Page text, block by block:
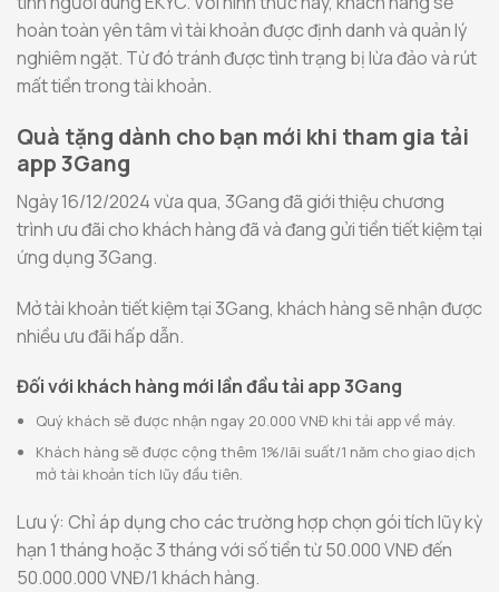
hoàn toàn yên tâm vì tài khoản được định danh và quản lý
nghiêm ngặt. Từ đó tránh được tình trạng bị lừa đảo và rút
mất tiền trong tài khoản.
Quà tặng dành cho bạn mới khi tham gia tải
app 3Gang
Ngày 16/12/2024 vừa qua, 3Gang đã giới thiệu chương
trình ưu đãi cho khách hàng đã và đang gửi tiền tiết kiệm tại
ứng dụng 3Gang.
Mở tài khoản tiết kiệm tại 3Gang, khách hàng sẽ nhận được
nhiều ưu đãi hấp dẫn.
Đối với khách hàng mới lần đầu tải app 3Gang
Quý khách sẽ được nhận ngay 20.000 VNĐ khi tải app về máy.
Khách hàng sẽ được cộng thêm 1%/lãi suất/1 năm cho giao dịch
mở tài khoản tích lũy đầu tiên.
Lưu ý: Chỉ áp dụng cho các trường hợp chọn gói tích lũy kỳ
hạn 1 tháng hoặc 3 tháng với số tiền từ 50.000 VNĐ đến
50.000.000 VNĐ/1 khách hàng.